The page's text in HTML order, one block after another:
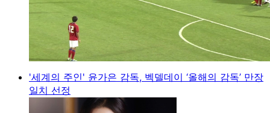
'세계의 주인' 윤가은 감독, 벡델데이 ‘올해의 감독’ 만장
일치 선정